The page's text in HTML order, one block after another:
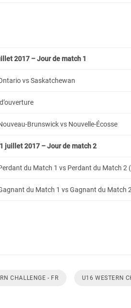
2017 – Jour de match 1
vs Saskatchewan
Brunswick vs Nouvelle-Écosse
juillet 2017 – Jour de match 2
du Match 1 vs Perdant du Match 2
du Match 1 vs Gagnant du Match
CHALLENGE - FR U16 WESTERN